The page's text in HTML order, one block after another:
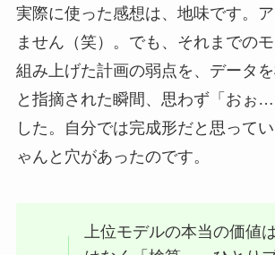
実際に使った感想は、地味です。
ません（笑）。でも、それまでの
組み上げた計画の弱点を、データ
と指摘された瞬間、思わず「おぉ
した。自分では完成形だと思って
ゃんと穴があったのです。
上位モデルの本当の価値